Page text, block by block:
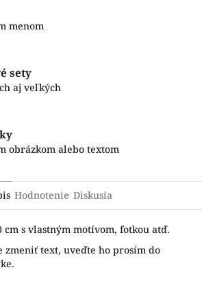
menom
sety
aj veľkých
obrázkom alebo textom
Hodnotenie Diskusia
cm s vlastným motívom, fotkou atď.
zmeniť text, uveďte ho prosím do